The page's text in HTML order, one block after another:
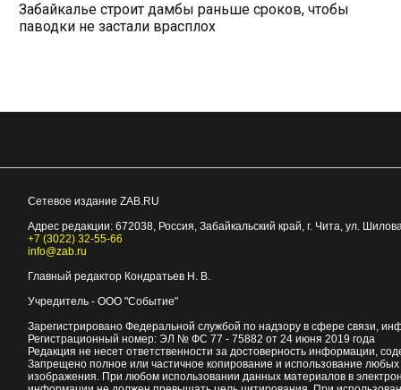
Забайкалье строит дамбы раньше сроков, чтобы
паводки не застали врасплох
Сетевое издание ZAB.RU
Адрес редакции: 672038, Россия, Забайкальский край, г. Чита, ул.
+7 (3022) 32-55-66
info@zab.ru
Главный редактор Кондратьев Н. В.
Учредитель - ООО "Событие"
Зарегистрировано Федеральной службой по надзору в сфере связи,
Регистрационный номер: ЭЛ № ФС 77 - 75882 от 24 июня 2019 года
Редакция не несет ответственности за достоверность информации,
Запрещено полное или частичное копирование и использование
изображения. При любом использовании данных материалов в